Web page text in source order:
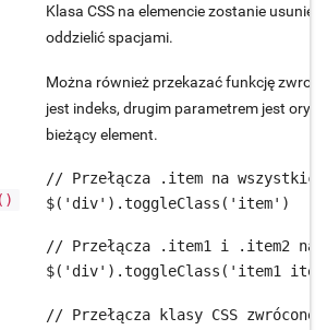
Klasa CSS na elemencie zostanie
oddzielić spacjami.
Można również przekazać funkcję
jest indeks, drugim parametrem jest
bieżący element.
// Przełącza .item na
$('div').toggleClass('item')
// Przełącza .item1 i .item2 na
$('div').toggleClass('item1
// Przełącza klasy CSS